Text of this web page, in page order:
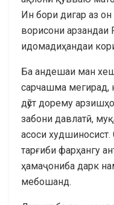
Ин бори дигар аз
ворисони арзандаи
идомадиҳандаи
Ба андешаи ман
сарчашма мегирад,
дӯст дорему
забони давлатӣ,
асоси
тарғиби фарҳангу
ҳамаҷониба дарк
мебошанд.